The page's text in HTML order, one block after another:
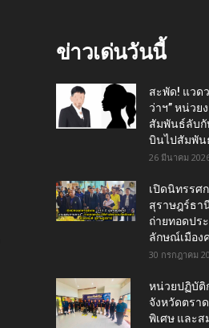
ข่าวเด่นวันนี้
สะพัด! แวด
ว่าฯ” หน่วย
สัมพันธ์ลับกั
บินไปสัมพัน
26 มีนาคม
เปิดนิทรรศ
สุราษฎร์ธา
ถ่ายทอดปร
ลักษณ์เมือง
30 กรกฎาคม
หน่วยปฏิบัติ
จังหวัดตรา
พิเศษ และ